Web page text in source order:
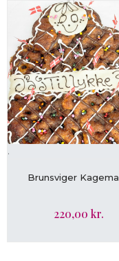
VIS MERE
.
Brunsviger
220,00 kr.